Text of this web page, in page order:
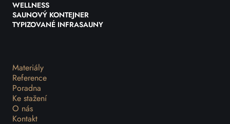
WELLNESS
SAUNOVÝ KONTEJNER
TYPIZOVANÉ INFRASAUNY
Materiály
Reference
Poradna
Ke stažení
O nás
Kontakt